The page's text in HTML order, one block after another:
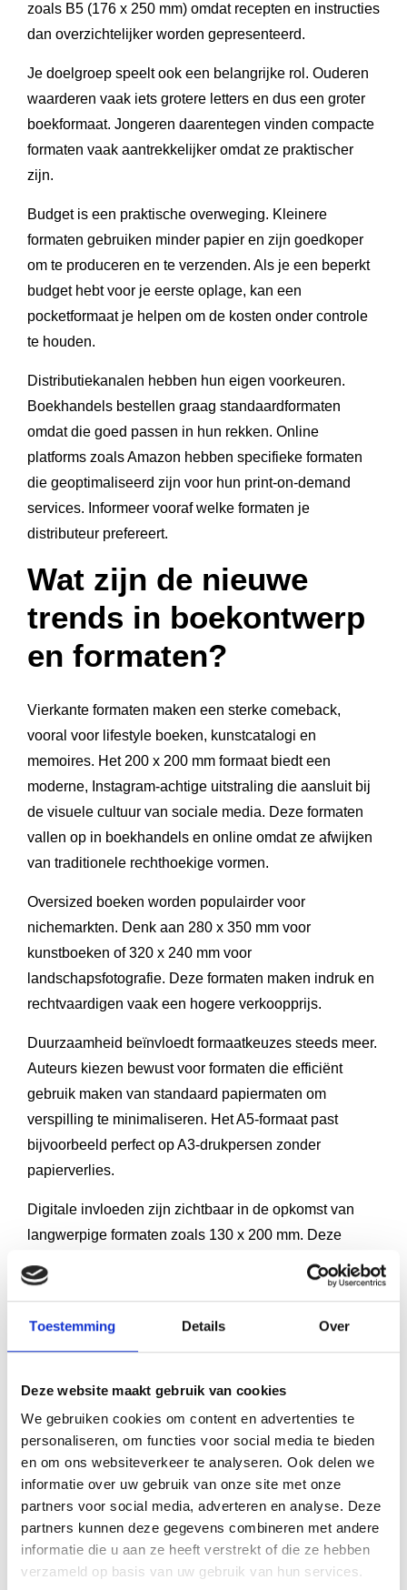
Toestemming Details Over
Deze website maakt gebruik van cookies
We gebruiken cookies om content en advertenties te
personaliseren, om functies voor social media te bieden
en om ons websiteverkeer te analyseren. Ook delen we
informatie over uw gebruik van onze site met onze
partners voor social media, adverteren en analyse. Deze
partners kunnen deze gegevens combineren met andere
informatie die u aan ze heeft verstrekt of die ze hebben
verzameld op basis van uw gebruik van hun services.
zoals B5 (176 x 250 mm) omdat recepten en instructies
dan overzichtelijker worden gepresenteerd.
Je doelgroep speelt ook een belangrijke rol. Ouderen
waarderen vaak iets grotere letters en dus een groter
boekformaat. Jongeren daarentegen vinden compacte
formaten vaak aantrekkelijker omdat ze praktischer
zijn.
Budget is een praktische overweging. Kleinere
formaten gebruiken minder papier en zijn goedkoper
om te produceren en te verzenden. Als je een beperkt
budget hebt voor je eerste oplage, kan een
pocketformaat je helpen om de kosten onder controle
te houden.
Distributiekanalen hebben hun eigen voorkeuren.
Boekhandels bestellen graag standaardformaten
omdat die goed passen in hun rekken. Online
platforms zoals Amazon hebben specifieke formaten
die geoptimaliseerd zijn voor hun print-on-demand
services. Informeer vooraf welke formaten je
distributeur prefereert.
Wat zijn de nieuwe
trends in boekontwerp
en formaten?
Vierkante formaten maken een sterke comeback,
vooral voor lifestyle boeken, kunstcatalogi en
memoires. Het 200 x 200 mm formaat biedt een
moderne, Instagram-achtige uitstraling die aansluit bij
de visuele cultuur van sociale media. Deze formaten
vallen op in boekhandels en online omdat ze afwijken
van traditionele rechthoekige vormen.
Oversized boeken worden populairder voor
nichemarkten. Denk aan 280 x 350 mm voor
kunstboeken of 320 x 240 mm voor
landschapsfotografie. Deze formaten maken indruk en
rechtvaardigen vaak een hogere verkoopprijs.
Duurzaamheid beïnvloedt formaatkeuzes steeds meer.
Auteurs kiezen bewust voor formaten die efficiënt
gebruik maken van standaard papiermaten om
verspilling te minimaliseren. Het A5-formaat past
bijvoorbeeld perfect op A3-drukpersen zonder
papierverlies.
Digitale invloeden zijn zichtbaar in de opkomst van
langwerpige formaten zoals 130 x 200 mm. Deze
verhoudingen lijken op smartphoneschermen en
voelen vertrouwd aan voor digitale lezers die
goed voor korte verhalen en poëziebundels.
Welke impact heeft het
formaat op de kosten
van boekproductie?
Papierverbruik heeft de grootste impact op je
productiekosten. Een A4-boek gebruikt ongeveer 40%
meer papier dan een A5-boek met hetzelfde aantal